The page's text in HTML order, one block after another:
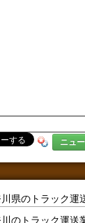
ニュ
県のトラック運
のトラック運送